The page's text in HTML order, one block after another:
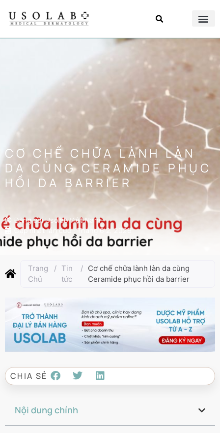
CƠ CHẾ CHỮA LÀNH LÀN
DA CÙNG CERAMIDE PHỤC
HỒI DA BARRIER
Đăng bởiUsolab Việt Nam
Cập nhật lần cuối:Tháng 6 2, 2026
Trang
Chủ
/ Tin
tức
/ Cơ chế chữa lành làn da cùng
Ceramide phục hồi da barrier
CHIA SẺ
Nội dung chính